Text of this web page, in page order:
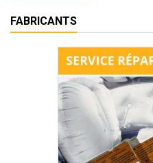
FABRICANTS